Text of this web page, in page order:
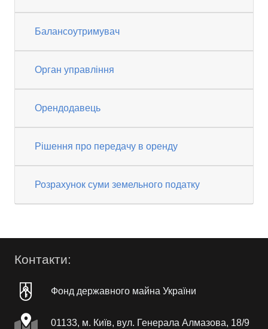
Балансоутримувач
Орган управління
Орендодавець
Рішення про передачу в оренду
Розрахунок суми земельного податку
Контакти:
Фонд державного майна України
01133, м. Київ, вул. Генерала Алмазова, 18/9